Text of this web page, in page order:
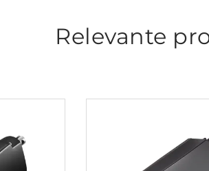
Relevante